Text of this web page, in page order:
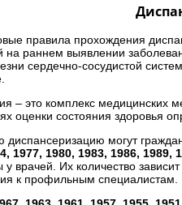
правила прохождения
на раннем выявлении
сердечно-сосудистой
– это комплекс
оценки состояния здоровья
диспансеризацию могут
1977, 1980, 1983, 1986, 1989,
врачей. Их количество
к профильным специалистам.